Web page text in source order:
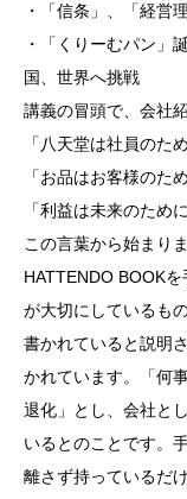
・「信条」、「経営
・「くりーむパン」
国、世界へ挑戦
講義の冒頭で、会社
「八天堂は社員のため
「お品はお客様のため
「利益は未来のために
この言葉から始まり
HATTENDO BOOK
が大切にしているも
書かれていると説明
かれています。「何
退化」とし、会社と
いるとのことです。
離さず持っているだ